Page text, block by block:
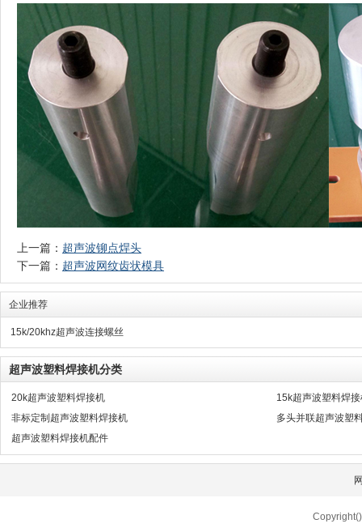
上一篇： 超声波铆点焊头
下一篇： 超声波网纹齿状模具
企业推荐
15k/20khz超声波连接螺丝
超声波塑料焊接机分类
20k超声波塑料焊接机
15k超声波塑料焊
非标定制超声波塑料焊接机
多头并联超声波塑
超声波塑料焊接机配件